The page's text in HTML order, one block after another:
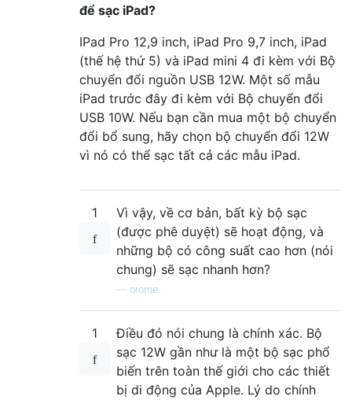
để sạc iPad?
IPad Pro 12,9 inch, iPad Pro 9,7 inch, iPad
(thế hệ thứ 5) và iPad mini 4 đi kèm với Bộ
chuyển đổi nguồn USB 12W. Một số mẫu
iPad trước đây đi kèm với Bộ chuyển đổi
USB 10W. Nếu bạn cần mua một bộ chuyển
đổi bổ sung, hãy chọn bộ chuyển đổi 12W
vì nó có thể sạc tất cả các mẫu iPad.
1
Vì vậy, về cơ bản, bất kỳ bộ sạc
(được phê duyệt) sẽ hoạt động, và
những bộ có công suất cao hơn (nói
chung) sẽ sạc nhanh hơn?
orome
1
Điều đó nói chung là chính xác. Bộ
sạc 12W gần như là một bộ sạc phổ
biến trên toàn thế giới cho các thiết
bị di động của Apple. Lý do chính